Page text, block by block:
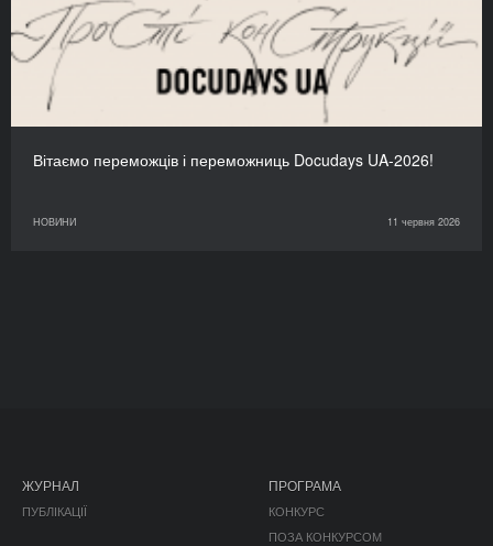
Вітаємо переможців і переможниць Docudays UA-2026!
НОВИНИ 11 червня 2026
ЖУРНАЛ
ПУБЛІКАЦІЇ
ПРОГРАМА
КОНКУРС
ПОЗА КОНКУРСОМ